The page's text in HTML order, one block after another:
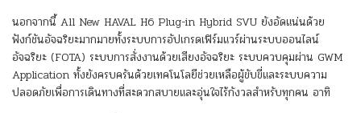
นอกจากนี้ All New HAVAL H6 Plug-in Hybrid SVU ยังอัดแน่นด้วย
ฟังก์ชันอัจฉริยะมากมายทั้งระบบการอัปเกรดเฟิร์มแวร์ผ่านระบบออนไลน์
อัจฉริยะ (FOTA) ระบบการสั่งงานด้วยเสียงอัจฉริยะ ระบบควบคุมผ่าน GWM
Application ทั้งยังครบครันด้วยเทคโนโลยีช่วยเหลือผู้ขับขี่และระบบความ
ปลอดภัยเพื่อการเดินทางที่สะดวกสบายและอุ่นใจไร้กังวลสำหรับทุกคน อาทิ